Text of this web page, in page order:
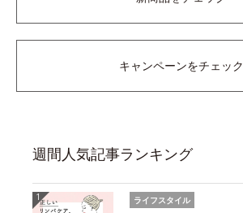
キャンペーンをチェック
週間人気記事ランキング
ライフスタイル